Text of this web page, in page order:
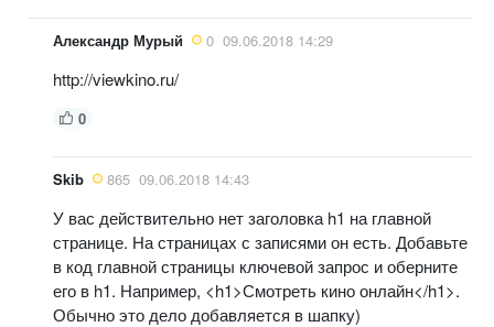
Александр Мурый 0 09.06.2018 14:29
http://viewkino.ru/
0
Skib 865 09.06.2018 14:43
У вас действительно нет заголовка h1 на главной
странице. На страницах с записями он есть. Добавьте
в код главной страницы ключевой запрос и оберните
его в h1. Например, <h1>Смотреть кино онлайн</h1>.
Обычно это дело добавляется в шапку)